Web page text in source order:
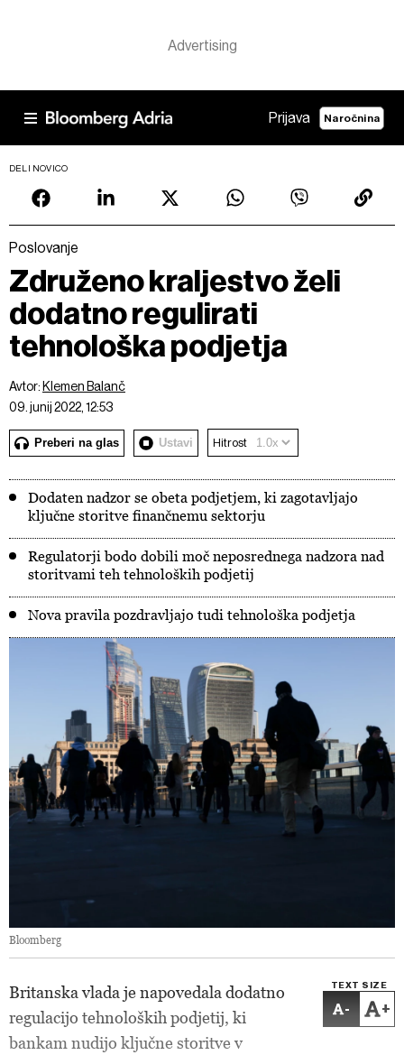
Prijava Naročnina
DELI NOVICO
Poslovanje
Združeno kraljestvo želi
dodatno regulirati
tehnološka podjetja
Avtor: Klemen Balanč
09. junij 2022, 12:53
Preberi na glas Ustavi Hitrost
Dodaten nadzor se obeta podjetjem, ki zagotavljajo
ključne storitve finančnemu sektorju
Regulatorji bodo dobili moč neposrednega nadzora nad
storitvami teh tehnoloških podjetij
Nova pravila pozdravljajo tudi tehnološka podjetja
Bloomberg
TEXT SIZE
- +
Britanska vlada je napovedala dodatno
regulacijo tehnoloških podjetij, ki
bankam nudijo ključne storitve v